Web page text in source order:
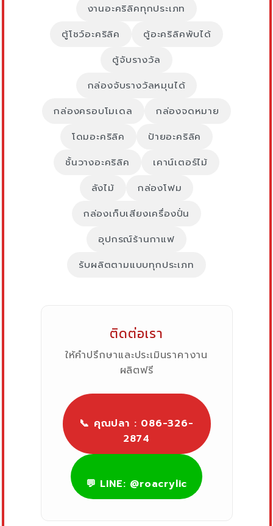
งานอะคริลิคทุกประเภท
ตู้โชว์อะคริลิค
ตู้อะคริลิคพับได้
ตู้จับรางวัล
กล่องจับรางวัลหมุนได้
กล่องครอบโมเดล
กล่องจดหมาย
โดมอะคริลิค
ป้ายอะคริลิค
ชั้นวางอะคริลิค
เคาน์เตอร์ไม้
ลังไม้
กล่องโฟม
กล่องเก็บเสียงเครื่องปั่น
อุปกรณ์ร้านกาแฟ
รับผลิตตามแบบทุกประเภท
ติดต่อเรา
ให้คำปรึกษาและประเมินราคางาน
ผลิตฟรี
📞 คุณปลา : 086-326-
2874
💬 LINE: @roacrylic